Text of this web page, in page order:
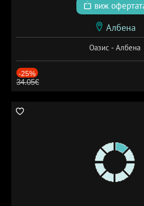
виж
Албена
Оазис - Албена
-25%
34.05€